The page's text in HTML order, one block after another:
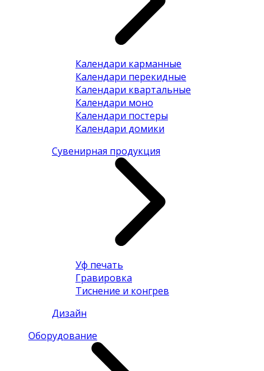
Календари карманные
Календари перекидные
Календари квартальные
Календари моно
Календари постеры
Календари домики
Сувенирная продукция
Уф печать
Гравировка
Тиснение и конгрев
Дизайн
Оборудование